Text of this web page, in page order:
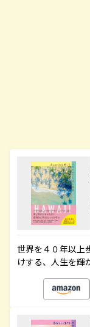
世界を４０年以上
けする、人生を輝